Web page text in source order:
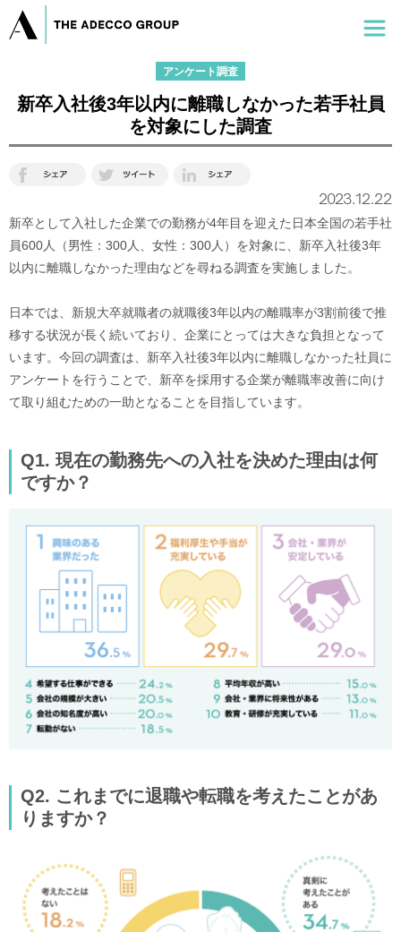
アンケート調査
新卒入社後3年以内に離職しなかった若手社員
を対象にした調査
2023.12.22
新卒として入社した企業での勤務が4年目を迎えた日本全国の若手社
員600人（男性：300人、女性：300人）を対象に、新卒入社後3年
以内に離職しなかった理由などを尋ねる調査を実施しました。
日本では、新規大卒就職者の就職後3年以内の離職率が3割前後で推
移する状況が長く続いており、企業にとっては大きな負担となって
います。今回の調査は、新卒入社後3年以内に離職しなかった社員に
アンケートを行うことで、新卒を採用する企業が離職率改善に向け
て取り組むための一助となることを目指しています。
Q1. 現在の勤務先への入社を決めた理由は何
ですか？
Q2. これまでに退職や転職を考えたことがあ
りますか？